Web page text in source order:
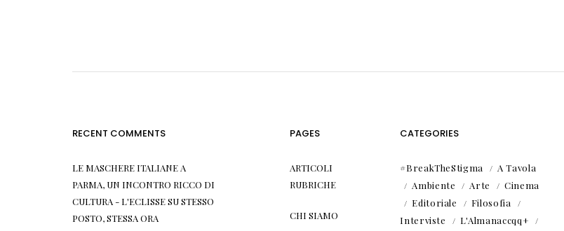
RECENT COMMENTS
LE MASCHERE ITALIANE A
PARMA, UN INCONTRO RICCO DI
CULTURA - L'ECLISSESUSTESSO
POSTO, STESSA ORA
PAGES
ARTICOLI
RUBRICHE
CHI SIAMO
CATEGORIES
#BreakTheStigma
A Tavola
Ambiente
Arte
Cinema
Editoriale
Filosofia
Interviste
L'Almanaccqq+